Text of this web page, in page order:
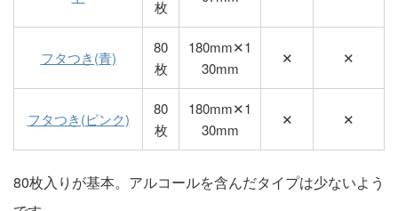
枚
フタつき(青)
80
枚
180mm✕1
30mm
✕ ✕
フタつき(ピンク)
80
枚
180mm✕1
30mm
✕ ✕
80枚入りが基本。アルコールを含んだタイプは少ないよう